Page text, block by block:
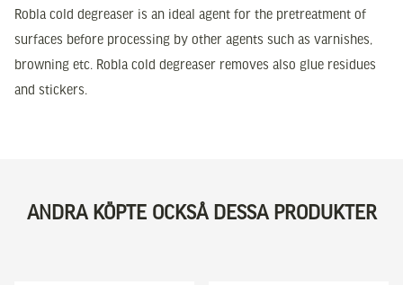
Robla cold degreaser is an ideal agent for the pretreatment of
surfaces before processing by other agents such as varnishes,
browning etc. Robla cold degreaser removes also glue residues
and stickers.
ANDRA KÖPTE OCKSÅ DESSA PRODUKTER